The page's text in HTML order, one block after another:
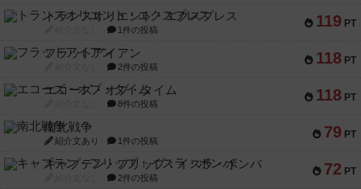
119 PT
トランスオリエント・エクスプレス
1件の投稿
118 PT
フラットアイアン
2件の投稿
118 PT
エコーズ・オブ・タイム
8件の投稿
79 PT
南北戦争
紹介文あり 1件の投稿
72 PT
キャプテン・フリップ：イスラ・ボンバ
2件の投稿